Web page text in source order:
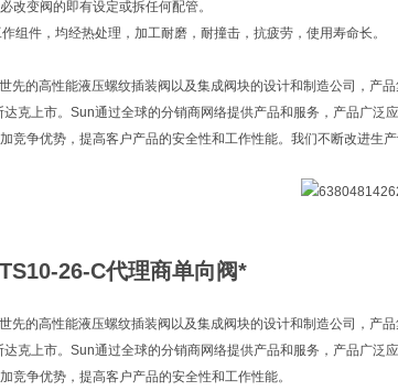
改变阀的即有设定或拆任何配管。
组件，均经热处理，加工耐磨，耐撞击，抗疲劳，使用寿命长。
先的高性能液压螺纹插装阀以及集成阀块的设计和制造公司，产
达克上市。Sun通过全球的分销商网络提供产品和服务，产品广
竞争优势，提高客户产品的安全性和工作性能。我们不断改进生
26-C代理商单向阀*
先的高性能液压螺纹插装阀以及集成阀块的设计和制造公司，产
达克上市。Sun通过全球的分销商网络提供产品和服务，产品广
竞争优势，提高客户产品的安全性和工作性能。